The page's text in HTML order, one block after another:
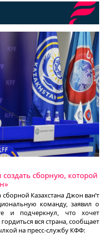
сборную, которой
Казахстана Джон ван’т
команду, заявил о
и подчеркнул, что хочет
вся страна, сообщает
на пресс-службу КФФ: